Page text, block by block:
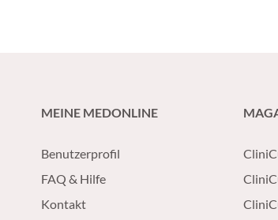
MEINE MEDONLINE
Benutzerprofil
FAQ & Hilfe
Kontakt